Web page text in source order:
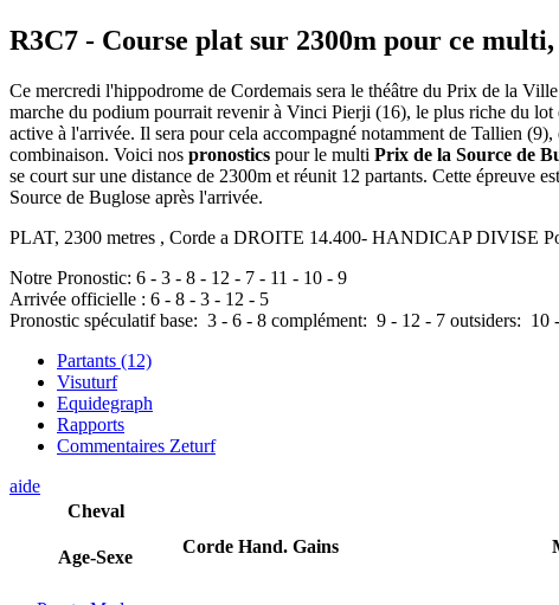
R3C7 - Course plat sur 2300m pour ce
Ce mercredi l'hippodrome de Cordemais sera le théâtre du Prix de la
marche du podium pourrait revenir à Vinci Pierji (16), le plus riche du
active à l'arrivée. Il sera pour cela accompagné notamment de Tallien
combinaison. Voici nos pronostics pour le multi Prix de la Source de
se court sur une distance de 2300m et réunit 12 partants. Cette épreuve
Source de Buglose après l'arrivée.
PLAT, 2300 metres , Corde a DROITE 14.400- HANDICAP DIVISE
Notre Pronostic: 6 - 3 - 8 - 12 - 7 - 11 - 10 - 9
Arrivée officielle : 6 - 8 - 3 - 12 - 5
Pronostic spéculatif base: 3 - 6 - 8 complément: 9 - 12 - 7 outsiders: 10 -
Partants (12)
Visuturf
Equidegraph
Rapports
Commentaires Zeturf
aide
Cheval
Age-Sexe
Corde Hand. Gains